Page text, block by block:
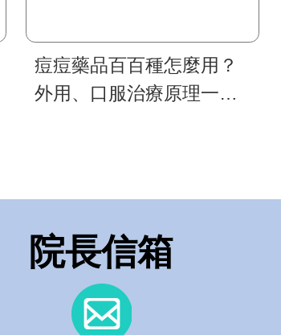
痘痘藥品百百種怎麼用？
外用、口服治療原理一次
院長信箱